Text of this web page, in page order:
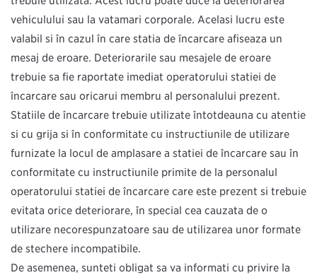
vehiculului sau la vătămări corporale. Același lucru este
valabil și în cazul în care stația de încărcare afișează un
mesaj de eroare. Deteriorările sau mesajele de eroare
trebuie să fie raportate imediat operatorului stației de
încărcare sau oricărui membru al personalului prezent.
Stațiile de încărcare trebuie utilizate întotdeauna cu atenție
și cu grijă și în conformitate cu instrucțiunile de utilizare
furnizate la locul de amplasare a stației de încărcare sau în
conformitate cu instrucțiunile primite de la personalul
operatorului stației de încărcare care este prezent și trebuie
evitată orice deteriorare, în special cea cauzată de o
utilizare necorespunzătoare sau de utilizarea unor formate
de ștechere incompatibile.
De asemenea, sunteți obligat să vă informați cu privire la